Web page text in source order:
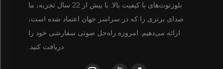
بلوزتوث‌های با کیفیت بالا. با بیش از 22 سال تجربه، ما
صدای برتری را که در سراسر جهان اعتماد شده است،
ارائه می‌دهیم. امروزه راه‌حل صوتی سفارشی خود را
دریافت کنید.